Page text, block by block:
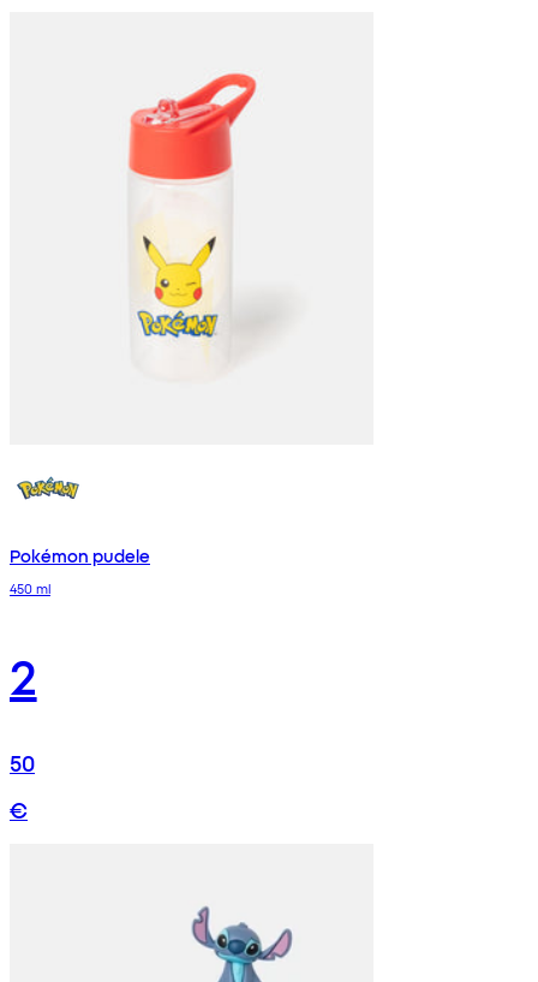
Pokémon pudele
450 ml
2
50
€